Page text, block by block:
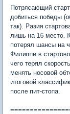
Потрясающий
добиться победы
так). Разия
лишь на 16 место.
потерял шансы на
Филиппи в
чего терял
менять носовой
итоговой
после пит-стопа.